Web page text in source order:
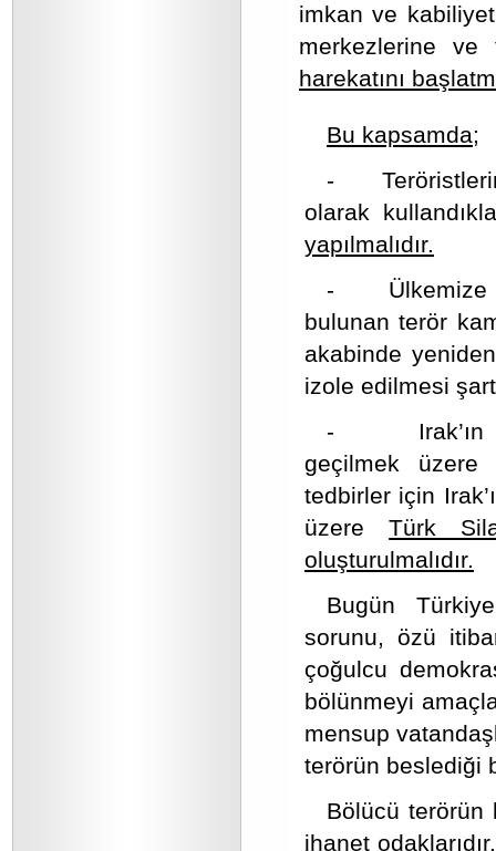
imkan ve
merkezlerine ve
harekatını
Bu kapsamda;
- Teröristlerin
olarak
yapılmalıdır.
- Ülkemize
bulunan terör
akabinde
izole edilmesi
- Irak’ın
geçilmek üzere
tedbirler için
üzereTürk
oluşturulmalıdır.
Bugün
sorunu, özü
çoğulcu
bölünmeyi
mensup
terörün beslediği
Bölücü terörün
ihanet